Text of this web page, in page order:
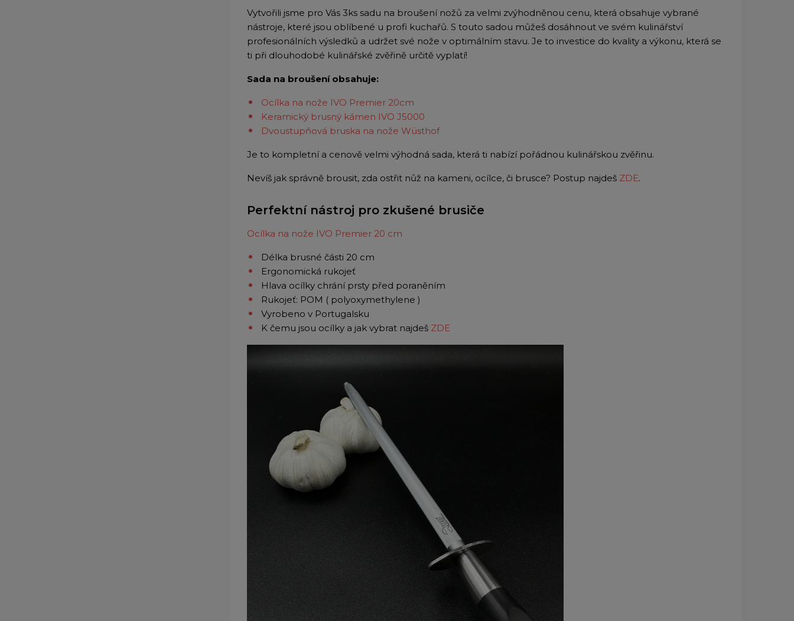
Vytvořili jsme pro Vás 3ks sadu na broušení nožů za velmi zvýhodněnou cenu, která obsahuje vybrané
nástroje, které jsou oblíbené u profi kuchařů. S touto sadou můžeš dosáhnout ve svém kulinářství
profesionálních výsledků a udržet své nože v optimálním stavu. Je to investice do kvality a výkonu, která se
ti při dlouhodobé kulinářské zvěřině určitě vyplatí!
Sada na broušení obsahuje:
Ocílka na nože IVO Premier 20cm
Keramický brusný kámen IVO J5000
Dvoustupňová bruska na nože Wüsthof
Je to kompletní a cenově velmi výhodná sada, která ti nabízí pořádnou kulinářskou zvěřinu.
Nevíš jak správně brousit, zda ostřit nůž na kameni, ocílce, či brusce? Postup najdeš ZDE.
Perfektní nástroj pro zkušené brusiče
Ocílka na nože IVO Premier 20 cm
Délka brusné části 20 cm
Ergonomická rukojeť
Hlava ocílky chrání prsty před poraněním
Rukojeť: POM ( polyoxymethylene )
Vyrobeno v Portugalsku
K čemu jsou ocílky a jak vybrat najdeš ZDE